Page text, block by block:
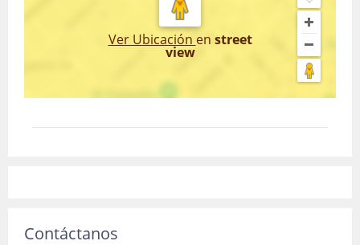
Ver Ubicación en street
view
Contáctanos